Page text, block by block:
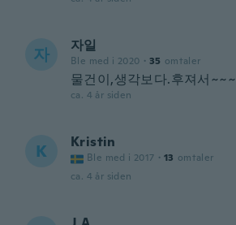
자 자일
Ble med i 2020 · 35 omtaler
물건이,생각보다.후져서~~~
ca. 4 år siden
K Kristin
Ble med i 2017 · 13 omtaler
ca. 4 år siden